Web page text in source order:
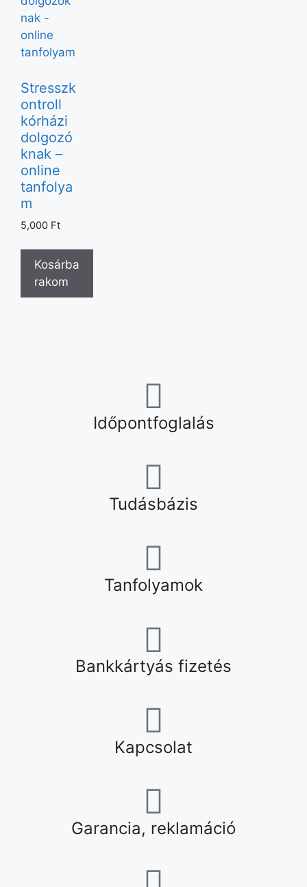
Stresszk
ontroll
kórházi
dolgozó
knak –
online
tanfolya
m
5,000 Ft
Kosárba
rakom
Időpontfoglalás
Tudásbázis
Tanfolyamok
Bankkártyás fizetés
Kapcsolat
Garancia, reklamáció